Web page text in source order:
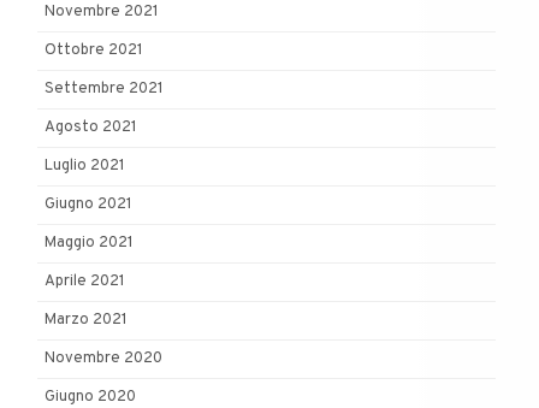
Novembre 2021
Ottobre 2021
Settembre 2021
Agosto 2021
Luglio 2021
Giugno 2021
Maggio 2021
Aprile 2021
Marzo 2021
Novembre 2020
Giugno 2020